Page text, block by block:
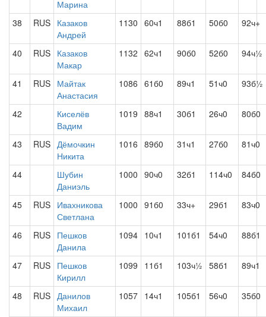
Марина
38 RUS Казаков
Андрей
1130 60ч1 88б1 50б0 92ч+
40 RUS Казаков
Макар
1132 62ч1 90б0 52б0 94ч½
41 RUS Майтак
Анастасия
1086 61б0 89ч1 51ч0 93б½
42
Киселёв
Вадим
1019 88ч1 30б1 26ч0 80б0
43 RUS Дёмочкин
Никита
1016 89б0 31ч1 27б0 81ч0
44
Шубин
Даниэль
1000 90ч0 32б1 114ч0 84б0
45 RUS Ивахникова
Светлана
1000 91б0 33ч+ 29б1 83ч0
46 RUS Пешков
Данила
1094 10ч1 101б1 54ч0 88б1
47 RUS Пешков
Кирилл
1099 11б1 103ч½ 58б1 89ч1
48 RUS Данилов
Михаил
1057 14ч1 105б1 56ч0 35б0